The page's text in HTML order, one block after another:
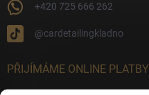
+420 725 666 262
@cardetailingkladno
PŘIJÍMÁME ONLINE PLATBY